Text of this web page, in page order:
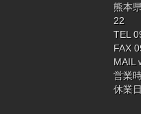
熊本
22
TEL
FAX
MAIL
営業
休業